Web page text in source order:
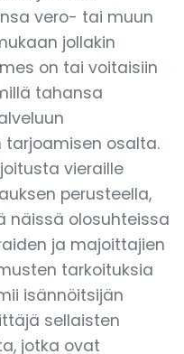
vero- tai muun
jollakin
on tai voitaisiin
tahansa
tarjoamisen osalta.
vieraille
perusteella,
näissä olosuhteissa
ja majoittajien
tarkoituksia
isännöitsijän
sellaisten
jotka ovat